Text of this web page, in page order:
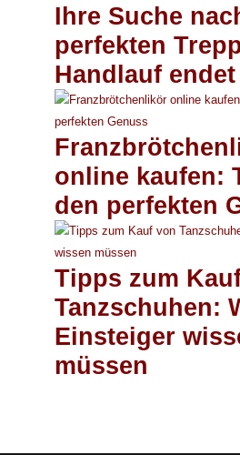
Ihre Suche
perfekten
Handlauf
online kaufen:
den perfekten
Tipps zum
Tanzschuhen:
Einsteiger
müssen